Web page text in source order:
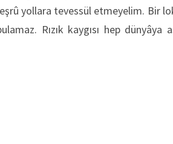
yollara tevessül etmeyelim. Bir
Rızık kaygısı hep dünyâya